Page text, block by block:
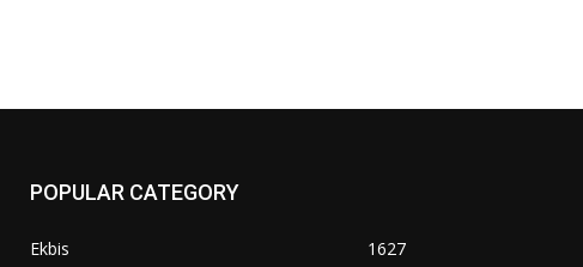
POPULAR CATEGORY
Ekbis
1627